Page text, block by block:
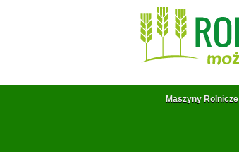
Maszyny Rolnicze